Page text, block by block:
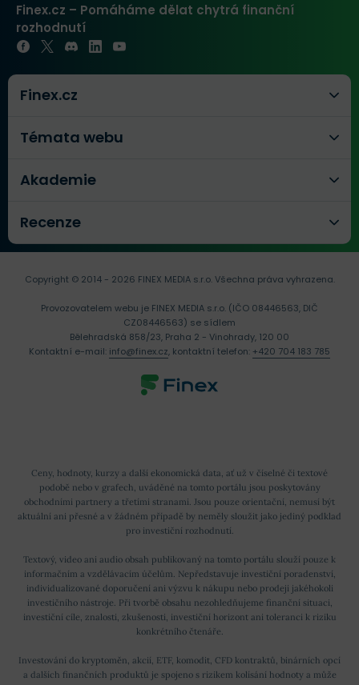
Finex.cz – Pomáháme dělat chytrá finanční
rozhodnutí
Finex.cz
Témata webu
Akademie
Recenze
Ceny, hodnoty, kurzy a další ekonomická data, ať už v číselné či textové
podobě nebo v grafech, uváděné na tomto portálu jsou poskytovány
obchodními partnery a třetími stranami. Jsou pouze orientační, nemusí být
aktuální ani přesné a v žádném případě by neměly sloužit jako jediný podklad
pro investiční rozhodnutí.
Textový, video ani audio obsah publikovaný na tomto portálu slouží pouze k
informačním a vzdělávacím účelům. Nepředstavuje investiční poradenství,
individualizované doporučení ani výzvu k nákupu nebo prodeji jakéhokoli
investičního nástroje. Při tvorbě obsahu nezohledňujeme finanční situaci,
investiční cíle, znalosti, zkušenosti, investiční horizont ani toleranci k riziku
konkrétního čtenáře.
Investování do kryptoměn, akcií, ETF, komodit, CFD kontraktů, binárních opcí
a dalších finančních produktů je spojeno s rizikem kolísání hodnoty a může
Copyright © 2014 - 2026 FINEX MEDIA s.r.o.Všechna práva vyhrazena.
Provozovatelem webu je FINEX MEDIA s.r.o. (IČO 08446563, DIČ
CZ08446563) se sídlem
Bělehradská 858/23, Praha 2 - Vinohrady, 120 00
Kontaktní e-mail: info@finex.cz, kontaktní telefon: +420 704 183 785